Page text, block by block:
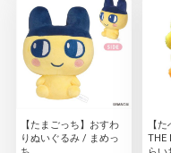
【たまごっち】おすわ
りぬいぐるみ / まめっ
【
THE